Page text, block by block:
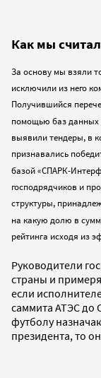
Как мы
За основу мы взяли
исключили из него
Получившийся
помощью баз данных
выявили тендеры, в
признавались
базой «СПАРК-
господрядчиков и
структуры,
на какую долю в
рейтинга исходя из
Руководители
страны и
если
саммита АТЭС до
футболу
президента, то